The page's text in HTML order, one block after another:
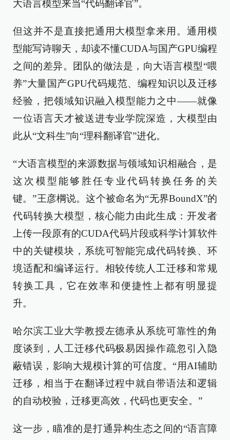
大语言模型来当“代码翻译官”。
但这并不是直接把通用大模型拿来用。通用模
型能写诗聊天，却读不懂CUDA与国产GPU编程
之间的差异。团队的做法是，向大语言模型“喂
养”大量国产GPU代码规范、编程知识以及迁移
经验，把领域知识融入模型能力之中——就像
一位语言天才被送进专业学院深造，大模型由
此从“文科生”向“理科翻译官”进化。
“大语言模型的来源数据与领域知识相融合，是
这次模型能够胜任专业代码转换任务的关
键。”王彦棡说。这个被命名为“无界BoundX”的
代码转换大模型，核心能力由此生成：开发者
上传一段原有的CUDA代码片段或科学计算软件
中的关键模块，系统可智能完成代码转换、环
境适配和编译运行。相较传统人工迁移和常规
转换工具，它在效率和便捷性上都有明显提
升。
哈尔滨工业大学教授左德承从系统可靠性的角
度谈到，人工迁移代码极易因操作疏忽引入隐
蔽错误，影响大规模计算的可信度。“用AI辅助
迁移，相当于在翻译过程中就自带语法和逻辑
的自动校验，迁移更高效，代码也更安全。”
这一步，瞄准的是打通异构生态之间的“语言障